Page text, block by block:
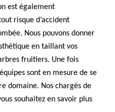
est également
risque d’accident
Nous pouvons donner
en taillant vos
fruitiers. Une fois
sont en mesure de se
domaine. Nos chargés de
souhaitez en savoir plus